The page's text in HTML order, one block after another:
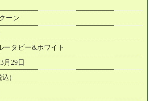
ーン
ータビー&ホワイト
月29日
込)